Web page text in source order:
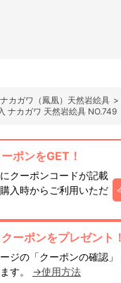
ナカガワ（鳳凰）天然岩絵具 >
ナカガワ 天然岩絵具 NO.749
ポンをGET！
クーポンコードが記載
入時からご利用いただ
ーポンをプレゼント！
ジの「クーポンの確認」
す。 →使用方法